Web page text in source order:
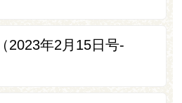
2023年2月15日号-